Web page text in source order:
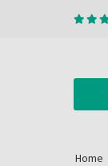
Home